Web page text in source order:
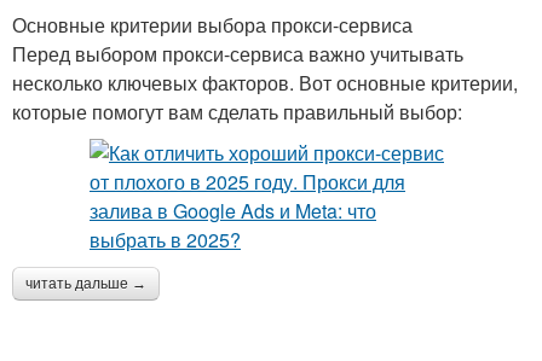
Основные критерии выбора прокси-сервиса
Перед выбором прокси-сервиса важно учитывать
несколько ключевых факторов. Вот основные критерии,
которые помогут вам сделать правильный выбор:
читать дальше →